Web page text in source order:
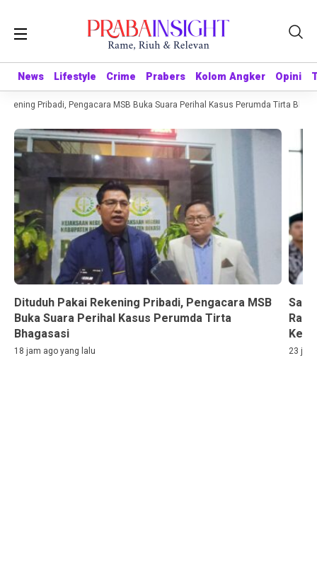
News Lifestyle Crime Prabers Kolom Angker Opini
News Lifestyle Crime Prabers Kolom Angker Opini
Pribadi, Pengacara MSB Buka Suara Perihal Kasus Perumda Tirta
Dituduh Pakai Rekening Pribadi, Pengacara MSB
Buka Suara Perihal Kasus Perumda Tirta
Bhagasasi
18 jam ago yang lalu 23